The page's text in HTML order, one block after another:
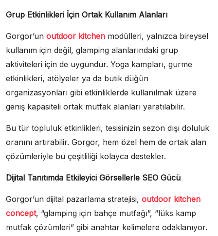
Grup Etkinlikleri İçin Ortak Kullanım Alanları
Gorgor’un outdoor kitchen modülleri, yalnızca bireysel
kullanım için değil, glamping alanlarındaki grup
aktiviteleri için de uygundur. Yoga kampları, gurme
etkinlikleri, atölyeler ya da butik düğün
organizasyonları gibi etkinliklerde kullanılmak üzere
geniş kapasiteli ortak mutfak alanları yaratılabilir.
Bu tür topluluk etkinlikleri, tesisinizin sezon dışı doluluk
oranını artırabilir. Gorgor, hem özel hem de ortak alan
çözümleriyle bu çeşitliliği kolayca destekler.
Dijital Tanıtımda Etkileyici Görsellerle SEO Gücü
Gorgor’un dijital pazarlama stratejisi, outdoor kitchen
concept, “glamping için bahçe mutfağı”, “lüks kamp
mutfak çözümleri” gibi anahtar kelimelere odaklanıyor.